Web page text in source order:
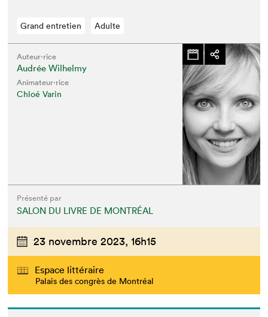
Grand entretien Adulte
Auteur·rice
Audrée Wilhelmy
Animateur⋅rice
Chloé Varin
Présenté par
SALON DU LIVRE DE MONTRÉAL
23 novembre 2023, 16h15
Espace littéraire
Palais des congrès de Montréal